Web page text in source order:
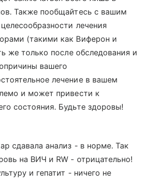
Также пообщайтесь с вашим
лечения
(такими как Виферон и
же только после обследования и
вашего
лечение в вашем
и может привести к
состояния. Будьте здоровы!
сдавала анализ - в норме. Так
на ВИЧ и RW - отрицательно!
и гепатит - ничего не